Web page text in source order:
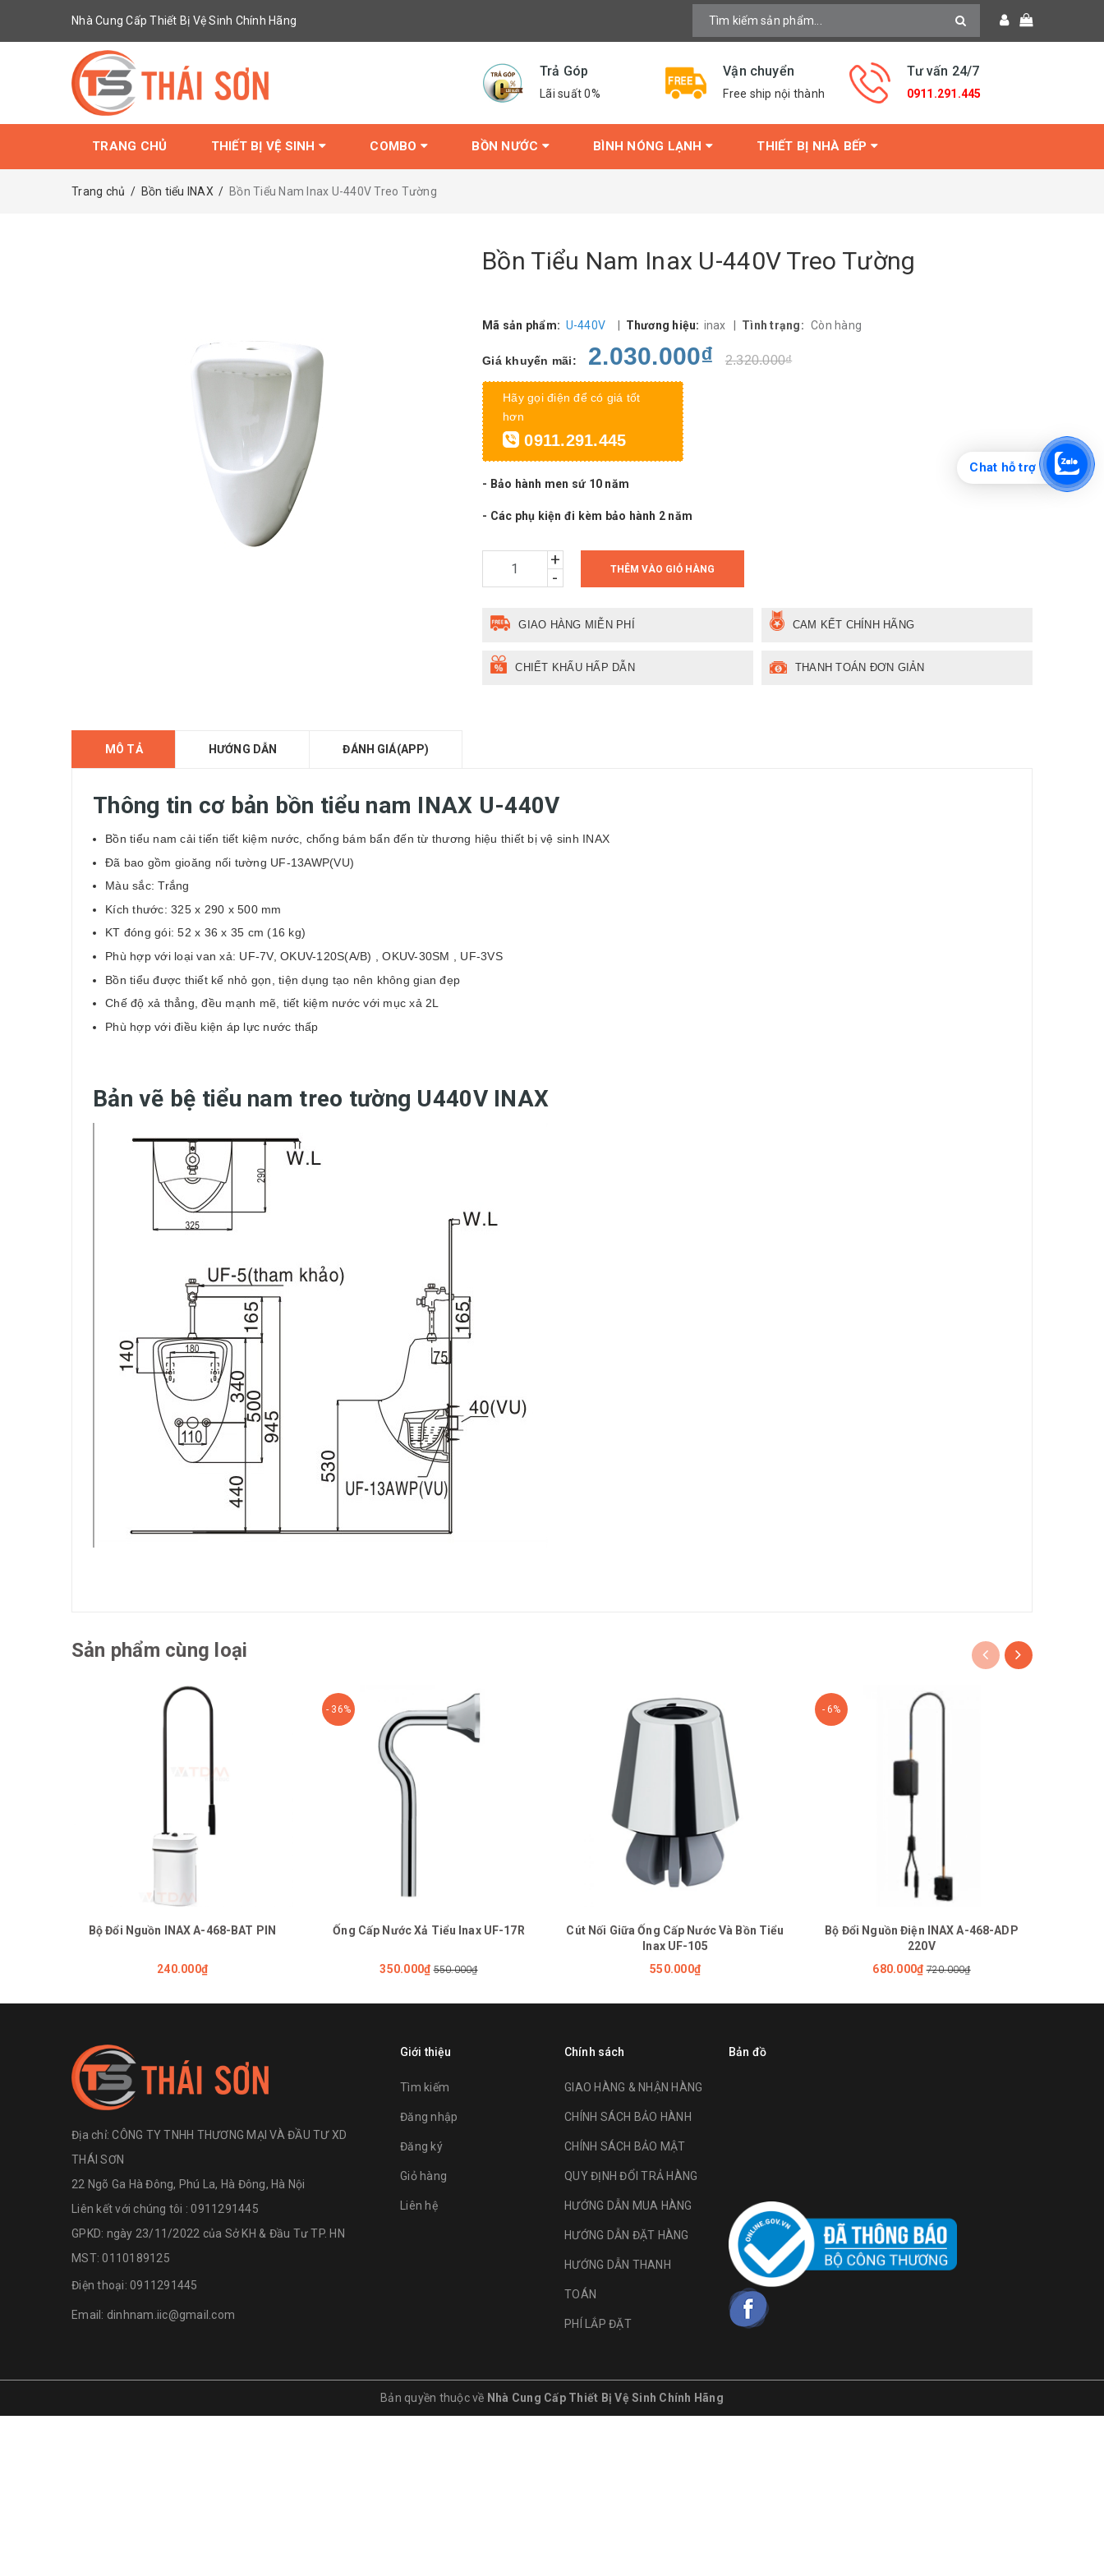
Nhà Cung Cấp Thiết Bị Vệ Sinh Chính Hãng
Trả Góp
Lãi suất 0%
Vận chuyển
Free ship nội thành
Tư vấn 24/7
0911.291.445
TRANG CHỦ THIẾT BỊ VỆ SINH COMBO BỒN NƯỚC BÌNH NÓNG LẠNH THIẾT BỊ NHÀ BẾP
Trang chủ / Bồn tiểu INAX / Bồn Tiểu Nam Inax U-440V Treo Tường
Bồn Tiểu Nam Inax U-440V Treo Tường
Mã sản phẩm: U-440V Thương hiệu: inax Tình trạng: Còn hàng
Giá khuyến mãi: 2.030.000₫ 2.320.000₫
Hãy gọi điện để có giá tốt
hơn
0911.291.445
- Bảo hành men sứ 10 năm
- Các phụ kiện đi kèm bảo hành 2 năm
+
-
THÊM VÀO GIỎ HÀNG
GIAO HÀNG MIỄN PHÍ CAM KẾT CHÍNH HÃNG
CHIẾT KHẤU HẤP DẪN THANH TOÁN ĐƠN GIẢN
MÔ TẢ HƯỚNG DẪN ĐÁNH GIÁ(APP)
Thông tin cơ bản bồn tiểu nam INAX U-440V
Bồn tiểu nam cải tiến tiết kiệm nước, chống bám bẩn đến từ thương hiệu thiết bị vệ sinh INAX
Đã bao gồm gioăng nối tường UF-13AWP(VU)
Màu sắc: Trắng
Kích thước: 325 x 290 x 500 mm
KT đóng gói: 52 x 36 x 35 cm (16 kg)
Phù hợp với loại van xả: UF-7V, OKUV-120S(A/B) , OKUV-30SM , UF-3VS
Bồn tiểu được thiết kế nhỏ gọn, tiện dụng tạo nên không gian đẹp
Chế độ xả thẳng, đều mạnh mẽ, tiết kiệm nước với mục xả 2L
Phù hợp với điều kiện áp lực nước thấp
Bản vẽ bệ tiểu nam treo tường U440V INAX
Sản phẩm cùng loại
Bộ Đổi Nguồn INAX A-468-BAT PIN
240.000₫
- 36%
Ống Cấp Nước Xả Tiểu Inax UF-17R
350.000₫ 550.000₫
Cút Nối Giữa Ống Cấp Nước Và Bồn Tiểu
Inax UF-105
550.000₫
- 6%
Bộ Đổi Nguồn Điện INAX A-468-ADP
220V
680.000₫ 720.000₫
Địa chỉ:CÔNG TY TNHH THƯƠNG MẠI VÀ ĐẦU TƯ XD
THÁI SƠN
22 Ngõ Ga Hà Đông, Phú La, Hà Đông, Hà Nội
Liên kết với chúng tôi : 0911291445
GPKD: ngày 23/11/2022 của Sở KH & Đầu Tư TP. HN
MST: 0110189125
Điện thoại: 0911291445
Email: dinhnam.iic@gmail.com
Giới thiệu
Tìm kiếm
Đăng nhập
Đăng ký
Giỏ hàng
Liên hệ
Chính sách
GIAO HÀNG & NHẬN HÀNG
CHÍNH SÁCH BẢO HÀNH
CHÍNH SÁCH BẢO MẬT
QUY ĐỊNH ĐỔI TRẢ HÀNG
HƯỚNG DẪN MUA HÀNG
HƯỚNG DẪN ĐẶT HÀNG
HƯỚNG DẪN THANH
TOÁN
PHÍ LẮP ĐẶT
Bản đồ
Bản quyền thuộc về Nhà Cung Cấp Thiết Bị Vệ Sinh Chính Hãng
Chat hỗ trợ